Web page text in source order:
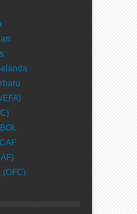
(OFC)